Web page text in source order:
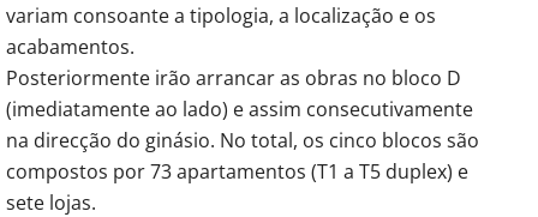
variam consoante a tipologia, a localização e os
acabamentos.
Posteriormente irão arrancar as obras no bloco D
(imediatamente ao lado) e assim consecutivamente
na direcção do ginásio. No total, os cinco blocos são
compostos por 73 apartamentos (T1 a T5 duplex) e
sete lojas.